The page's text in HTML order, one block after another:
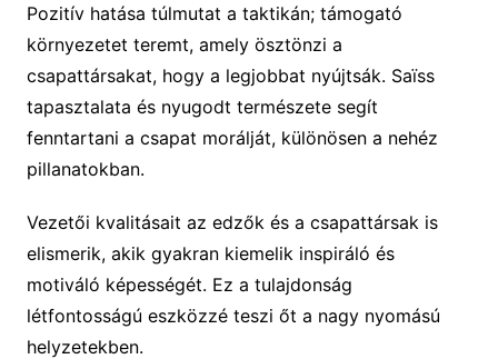
Pozitív hatása túlmutat a taktikán; támogató
környezetet teremt, amely ösztönzi a
csapattársakat, hogy a legjobbat nyújtsák. Saïss
tapasztalata és nyugodt természete segít
fenntartani a csapat morálját, különösen a nehéz
pillanatokban.
Vezetői kvalitásait az edzők és a csapattársak is
elismerik, akik gyakran kiemelik inspiráló és
motiváló képességét. Ez a tulajdonság
létfontosságú eszközzé teszi őt a nagy nyomású
helyzetekben.